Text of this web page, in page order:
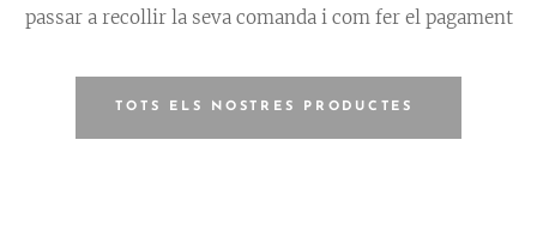
passar a recollir la seva comanda i com fer el pagament
TOTS ELS NOSTRES PRODUCTES